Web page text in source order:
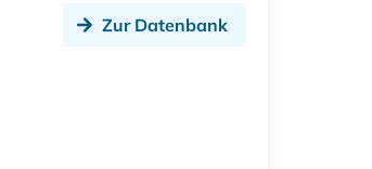
Zur Datenbank